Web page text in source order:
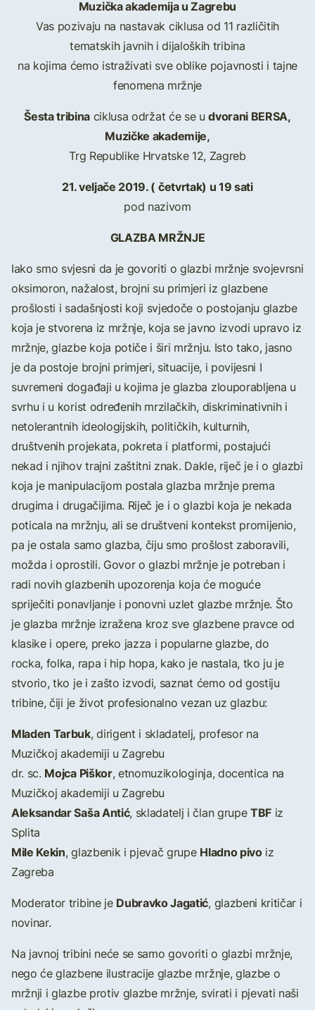
Muzička akademija u Zagrebu
Vas pozivaju na nastavak ciklusa od 11 različitih
tematskih javnih i dijaloških tribina
na kojima ćemo istraživati sve oblike pojavnosti i tajne
fenomena mržnje
Šesta tribinaciklusa održat će se udvorani BERSA,
Muzičke akademije,
Trg Republike Hrvatske 12, Zagreb
21. veljače 2019. ( četvrtak) u 19 sati
pod nazivom
GLAZBA MRŽNJE
Iako smo svjesni da je govoriti o glazbi mržnje svojevrsni
oksimoron, nažalost, brojni su primjeri iz glazbene
prošlosti i sadašnjosti koji svjedoče o postojanju glazbe
koja je stvorena iz mržnje, koja se javno izvodi upravo iz
mržnje, glazbe koja potiče i širi mržnju. Isto tako, jasno
je da postoje brojni primjeri, situacije, i povijesni I
suvremeni događaji u kojima je glazba zlouporabljena u
svrhu i u korist određenih mrzilačkih, diskriminativnih i
netolerantnih ideologijskih, političkih, kulturnih,
društvenih projekata, pokreta i platformi, postajući
nekad i njihov trajni zaštitni znak. Dakle, riječ je i o glazbi
koja je manipulacijom postala glazba mržnje prema
drugima i drugačijima. Riječ je i o glazbi koja je nekada
poticala na mržnju, ali se društveni kontekst promijenio,
pa je ostala samo glazba, čiju smo prošlost zaboravili,
možda i oprostili. Govor o glazbi mržnje je potreban i
radi novih glazbenih upozorenja koja će moguće
spriječiti ponavljanje i ponovni uzlet glazbe mržnje. Što
je glazba mržnje izražena kroz sve glazbene pravce od
klasike i opere, preko jazza i popularne glazbe, do
rocka, folka, rapa i hip hopa, kako je nastala, tko ju je
stvorio, tko je i zašto izvodi, saznat ćemo od gostiju
tribine, čiji je život profesionalno vezan uz glazbu:
Mladen Tarbuk, dirigent i skladatelj, profesor na
Muzičkoj akademiji u Zagrebu
dr. sc. Mojca Piškor, etnomuzikologinja, docentica na
Muzičkoj akademiji u Zagrebu
Aleksandar Saša Antić, skladatelj i član grupeTBF iz
Splita
Mile Kekin, glazbenik i pjevač grupe Hladno pivoiz
Zagreba
Moderator tribine je Dubravko Jagatić, glazbeni kritičar i
novinar.
Na javnoj tribini neće se samo govoriti o glazbi mržnje,
nego će glazbene ilustracije glazbe mržnje, glazbe o
mržnji i glazbe protiv glazbe mržnje, svirati i pjevati naši